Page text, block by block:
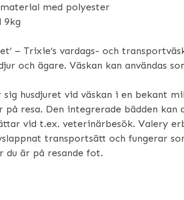
med polyester
9kg
– Trixie’s vardags- och
och ägare. Väskan kan användas
husdjuret vid väskan i en bekant
på resa. Den integrerade bädden kan
vid t.ex. veterinärbesök. Valery
transportsätt och fungerar
du är på resande fot.